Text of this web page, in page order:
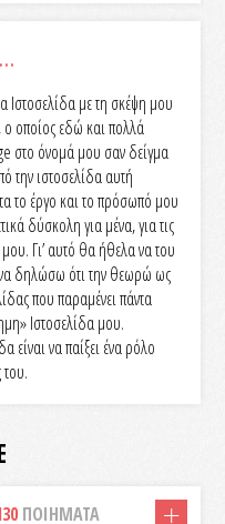
Ιστοσελίδα με τη σκέψη μου
οποίος εδώ και πολλά
στο όνομά μου σαν δείγμα
την ιστοσελίδα αυτή
το έργο και το πρόσωπό μου
δύσκολη για μένα, για τις
μου. Γι’ αυτό θα ήθελα να του
δηλώσω ότι την θεωρώ ως
που παραμένει πάντα
Ιστοσελίδα μου.
είναι να παίξει ένα ρόλο
ΠΟΙΗΜΑΤΑ